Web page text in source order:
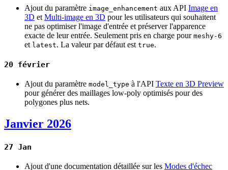
Ajout du paramètre image_enhancement aux API Image en
3D et Multi-image en 3D pour les utilisateurs qui souhaitent
ne pas optimiser l'image d'entrée et préserver l'apparence
exacte de leur entrée. Seulement pris en charge pour meshy-6
et latest. La valeur par défaut est true.
20 février
Ajout du paramètre model_type à l'API Texte en 3D Preview
pour générer des maillages low-poly optimisés pour des
polygones plus nets.
Janvier 2026
27 Jan
Ajout d'une documentation détaillée sur les Modes d'échec